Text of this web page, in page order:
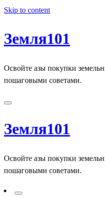
Skip to content
Земля101
Освойте азы покупки
пошаговыми советами.
Земля101
Освойте азы покупки
пошаговыми советами.